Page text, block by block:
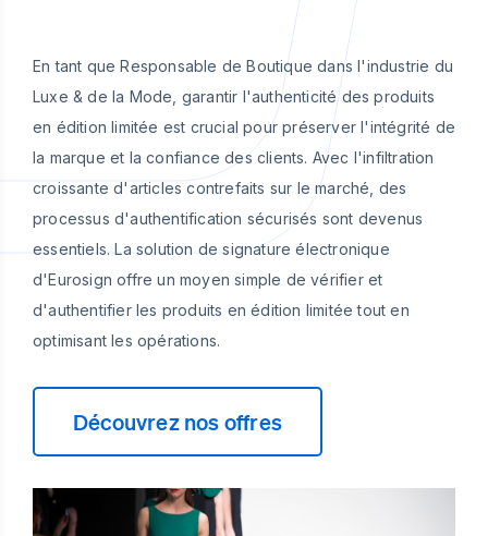
En tant que Responsable de Boutique dans l'industrie du
Luxe & de la Mode, garantir l'authenticité des produits
en édition limitée est crucial pour préserver l'intégrité de
la marque et la confiance des clients. Avec l'infiltration
croissante d'articles contrefaits sur le marché, des
processus d'authentification sécurisés sont devenus
essentiels. La solution de signature électronique
d'Eurosign offre un moyen simple de vérifier et
d'authentifier les produits en édition limitée tout en
optimisant les opérations.
Découvrez nos offres